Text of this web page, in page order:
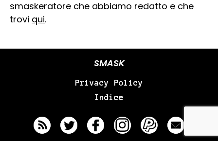
smaskeratore che abbiamo redatto e che
trovi qui.
SMASK
Privacy Policy
Indice